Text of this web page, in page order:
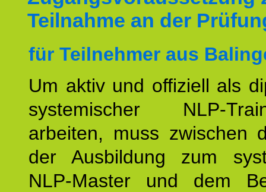
Teilnahme an der
für Teilnehmer aus
Um aktiv und offiziell als
systemischer NLP-
arbeiten, muss zwischen
der Ausbildung zum
NLP-Master und dem